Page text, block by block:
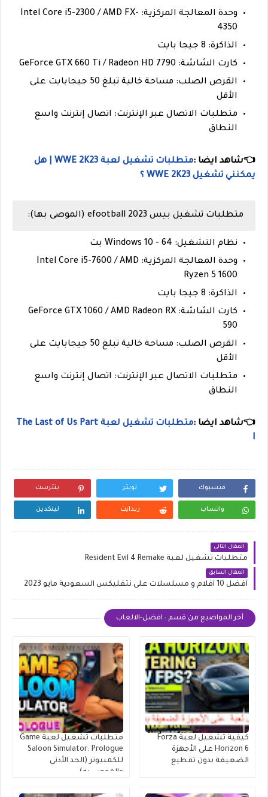
وحدة المعالجة المركزية: Intel Core i5-2300 / AMD FX-
4350
الذاكرة: 8 جيجا بايت
كارت الشاشة: GeForce GTX 660 Ti / Radeon HD 7790
القرص الصلب: مساحة خالية تبلغ 50 جيجابايت على
الأقل
متطلبات الاتصال عبر الإنترنت: اتصال إنترنت واسع
النطاق
👈شاهد ايضا :
متطلبات تشغيل لعبة WWE 2K23 | هل
يمكنني تشغيل WWE 2K23 ؟
متطلبات تشغيل بيس efootball 2023 (الموصى بها):
نظام التشغيل: Windows 10 - 64 بت
وحدة المعالجة المركزية: Intel Core i5-7600 / AMD
Ryzen 5 1600
الذاكرة: 8 جيجا بايت
كارت الشاشة: GeForce GTX 1060 / AMD Radeon RX
590
القرص الصلب: مساحة خالية تبلغ 50 جيجابايت على
الأقل
متطلبات الاتصال عبر الإنترنت: اتصال إنترنت واسع
النطاق
👈شاهد ايضا :
متطلبات تشغيل لعبة The Last of Us Part
I
فيسبوك تويتر بنترست
واتساب ريدايت لينكدين
المقال التالي
متطلبات تشغيل لعبة Resident Evil 4 Remake
المقال السابق
أفضل 10 أفلام و مسلسلات على نتفليكس السعودية مايو 2023
أخر المواضيع من قسم : افضل-الالعاب
كيفية تشغيل لعبة Forza
Horizon 6 على الأجهزة
الضعيفة بدون تقطيع
متطلبات تشغيل لعبة Game
Saloon Simulator: Prologue
للكمبيوتر (الحد الأدنى
والموصى به)